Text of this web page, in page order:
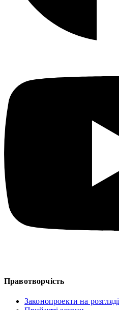
Правотворчість
Законопроекти на розгляді